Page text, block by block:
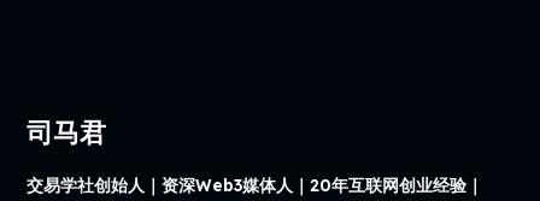
司马君
交易学社创始人｜资深Web3媒体人｜20年互联网创业经验｜